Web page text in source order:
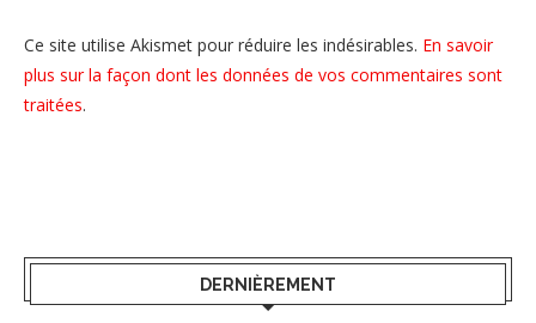
Ce site utilise Akismet pour réduire les indésirables. En savoir
plus sur la façon dont les données de vos commentaires sont
traitées.
DERNIÈREMENT